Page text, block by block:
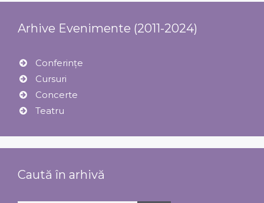
Arhive Evenimente (2011-2024)
Conferințe
Cursuri
Concerte
Teatru
Caută în arhivă